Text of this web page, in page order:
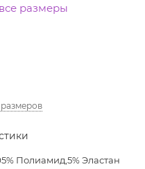
размеры
Полиамид,5% Эластан